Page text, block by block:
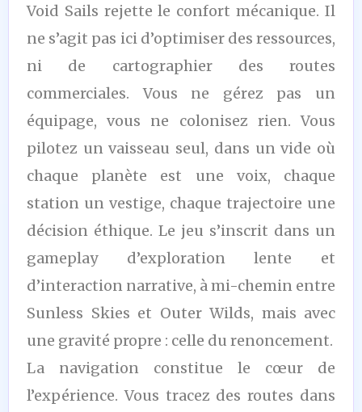
Void Sails rejette le confort mécanique. Il
ne s’agit pas ici d’optimiser des ressources,
ni de cartographier des routes
commerciales. Vous ne gérez pas un
équipage, vous ne colonisez rien. Vous
pilotez un vaisseau seul, dans un vide où
chaque planète est une voix, chaque
station un vestige, chaque trajectoire une
décision éthique. Le jeu s’inscrit dans un
gameplay d’exploration lente et
d’interaction narrative, à mi-chemin entre
Sunless Skies et Outer Wilds, mais avec
une gravité propre : celle du renoncement.
La navigation constitue le cœur de
l’expérience. Vous tracez des routes dans